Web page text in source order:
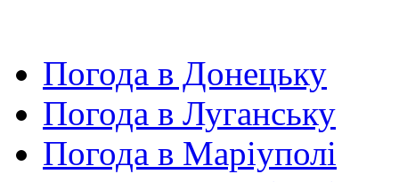
Погода в Донецьку
Погода в Луганську
Погода в Маріуполі